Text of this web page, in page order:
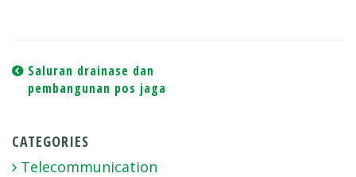
Post
navigation
Saluran drainase dan
pembangunan pos jaga
CATEGORIES
Telecommunication